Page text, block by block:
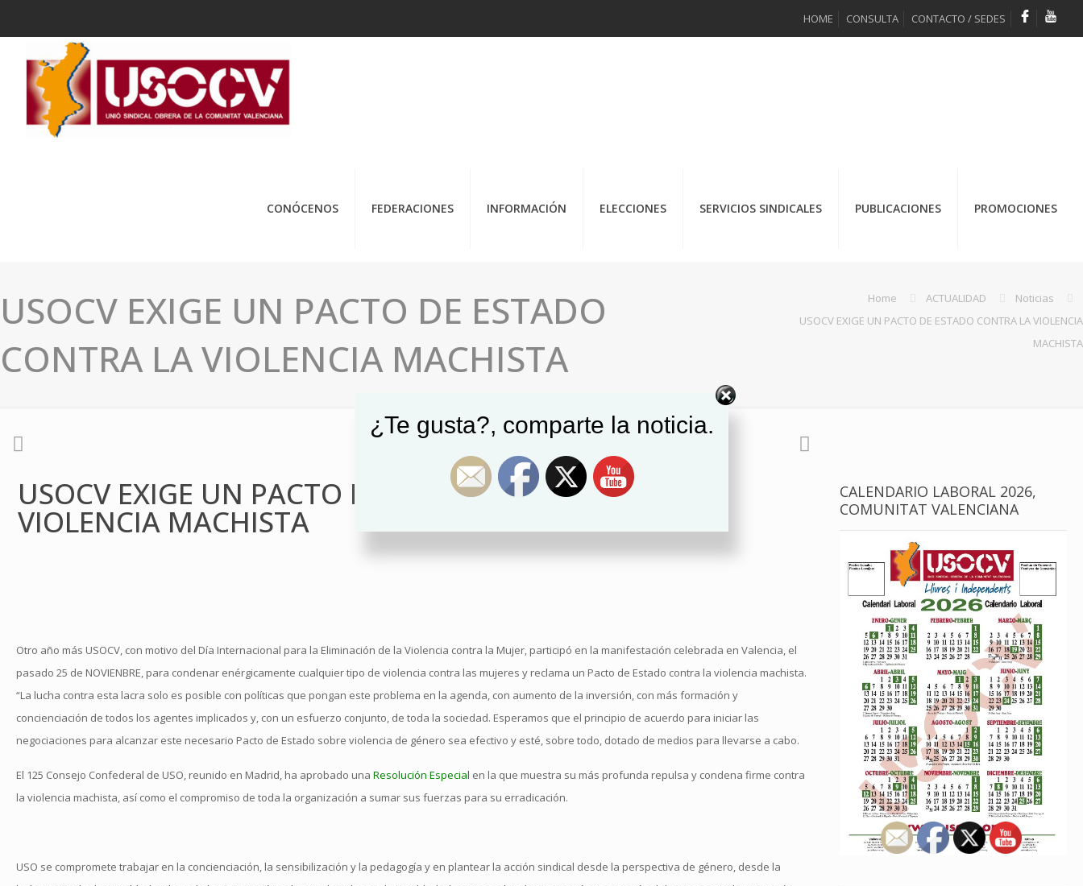
HOME CONSULTA CONTACTO / SEDES
CONÓCENOS FEDERACIONES INFORMACIÓN ELECCIONES SERVICIOS SINDICALES PUBLICACIONES PROMOCIONES
USOCV EXIGE UN PACTO DE ESTADO
CONTRA LA VIOLENCIA MACHISTA
Home ACTUALIDAD
Noticias
USOCV EXIGE UN PACTO DE ESTADO CONTRA LA VIOLENCIA
MACHISTA
USOCV EXIGE UN PACTO DE ESTADO CONTRA LA
VIOLENCIA MACHISTA
Otro año más USOCV, con motivo del Día Internacional para la Eliminación de la Violencia contra la Mujer, participó en la manifestación celebrada en Valencia, el
pasado 25 de NOVIENBRE, para condenar enérgicamente cualquier tipo de violencia contra las mujeres y reclama un Pacto de Estado contra la violencia machista.
“La lucha contra esta lacra solo es posible con políticas que pongan este problema en la agenda, con aumento de la inversión, con más formación y
concienciación de todos los agentes implicados y, con un esfuerzo conjunto, de toda la sociedad. Esperamos que el principio de acuerdo para iniciar las
negociaciones para alcanzar este necesario Pacto de Estado sobre violencia de género sea efectivo y esté, sobre todo, dotado de medios para llevarse a cabo.
El 125 Consejo Confederal de USO, reunido en Madrid, ha aprobado una Resolución Especial en la que muestra su más profunda repulsa y condena firme contra
la violencia machista, así como el compromiso de toda la organización a sumar sus fuerzas para su erradicación.
USO se compromete trabajar en la concienciación, la sensibilización y la pedagogía y en plantear la acción sindical desde la perspectiva de género, desde la
CALENDARIO LABORAL 2026,
COMUNITAT VALENCIANA
¿Te gusta?, comparte la noticia.